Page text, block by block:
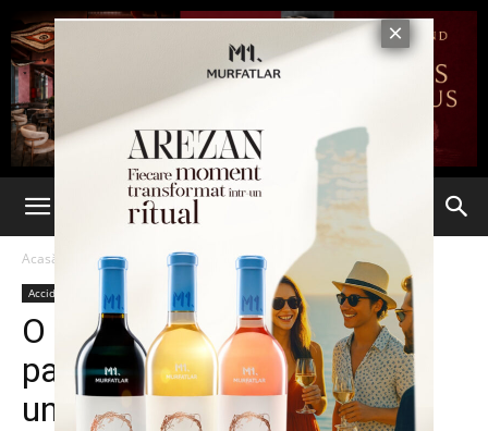
Acasă Accidente
Accidente Ultima oră
O mașina in care se aflau
patru persoane a intrat intr-
un cap de pod